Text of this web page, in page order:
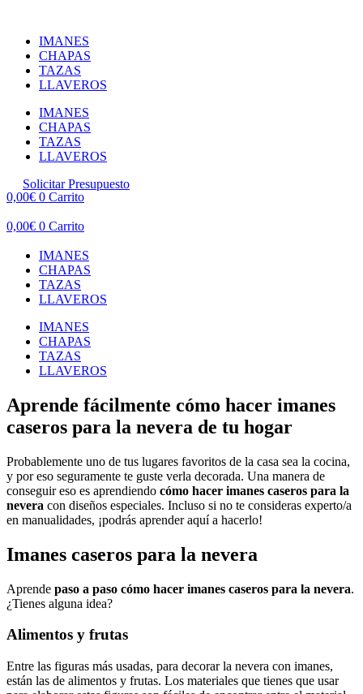
contenidoIMANES
CHAPAS
TAZAS
LLAVEROS
IMANES
CHAPAS
TAZAS
LLAVEROS
Solicitar Presupuesto
0,00€ 0 Carrito
0,00€ 0 Carrito
IMANES
CHAPAS
TAZAS
LLAVEROS
IMANES
CHAPAS
TAZAS
LLAVEROS
Aprende fácilmente cómo hacer imanes
caseros para la nevera de tu hogar
Probablemente uno de tus lugares favoritos de la casa sea la cocina,
y por eso seguramente te guste verla decorada. Una manera de
conseguir eso es aprendiendo cómo hacer imanes caseros para la
nevera con diseños especiales. Incluso si no te consideras experto/a
en manualidades, ¡podrás aprender aquí a hacerlo!
Imanes caseros para la nevera
Aprende paso a paso cómo hacer imanes caseros para la nevera.
¿Tienes alguna idea?
Alimentos y frutas
Entre las figuras más usadas, para decorar la nevera con imanes,
están las de alimentos y frutas. Los materiales que tienes que usar